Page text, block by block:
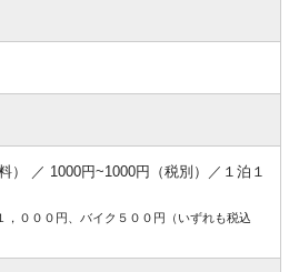
／ 1000円~1000円（税別）／１泊１
０００円、バイク５００円（いずれも税込